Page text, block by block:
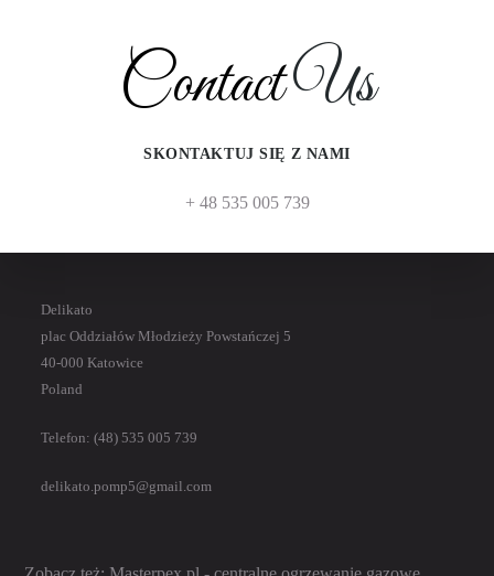
ContactUs
SKONTAKTUJ SIĘ Z NAMI
+ 48 535 005 739
Delikato
plac Oddziałów Młodzieży Powstańczej 5
40-000 Katowice
Poland
Telefon: (48) 535 005 739
delikato.pomp5@gmail.com